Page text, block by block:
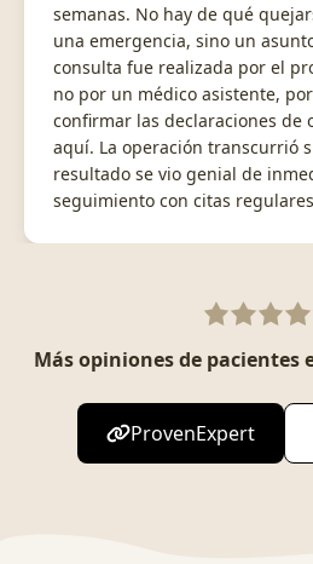
semanas. No hay de qué
una emergencia, sino un
consulta fue realizada por el
no por un médico asistente,
confirmar las declaraciones de
aquí. La operación transcurrió
resultado se vio genial de
seguimiento con citas
Más opiniones de pacientes
ProvenExpert